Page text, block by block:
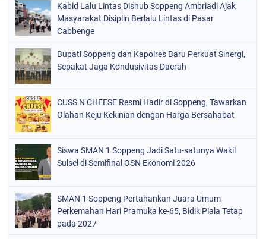
ORGANISASI
PERISTIWA
POLITIK (220)
POLRI
SOPPENG (1888)
SULSEL
Kabid Lalu Lintas Dishub Soppeng Ambriadi Ajak
Masyarakat Disiplin Berlalu Lintas di Pasar
Cabbenge
Bupati Soppeng dan Kapolres Baru Perkuat Sinergi,
Sepakat Jaga Kondusivitas Daerah
CUSS N CHEESE Resmi Hadir di Soppeng, Tawarkan
Olahan Keju Kekinian dengan Harga Bersahabat
Siswa SMAN 1 Soppeng Jadi Satu-satunya Wakil
Sulsel di Semifinal OSN Ekonomi 2026
SMAN 1 Soppeng Pertahankan Juara Umum
Perkemahan Hari Pramuka ke-65, Bidik Piala Tetap
pada 2027